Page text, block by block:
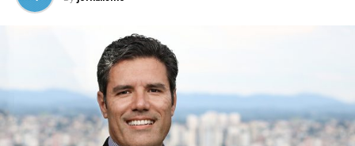
CARRINHO
EXPEDIENTE